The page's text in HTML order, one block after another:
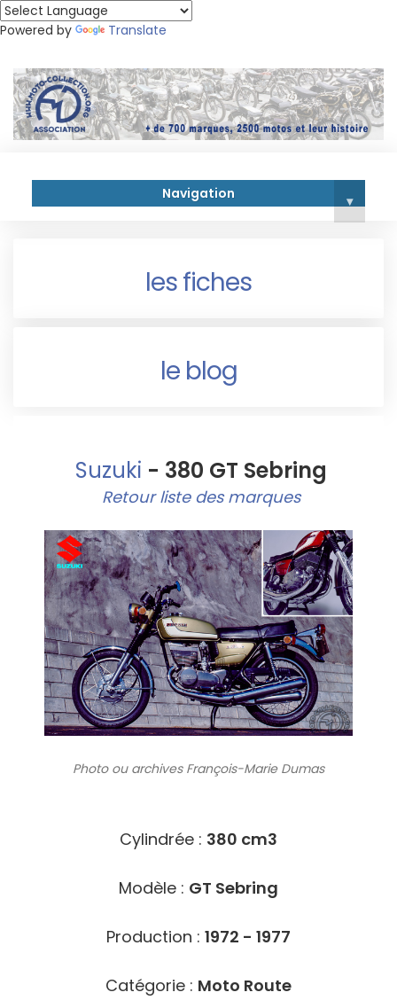
Powered by Translate
Navigation ▾
les fiches
le blog
Suzuki - 380 GT Sebring
Retour liste des marques
Photo ou archivesFrançois-Marie Dumas
Cylindrée : 380 cm3
Modèle : GT Sebring
Production : 1972 - 1977
Catégorie : Moto Route